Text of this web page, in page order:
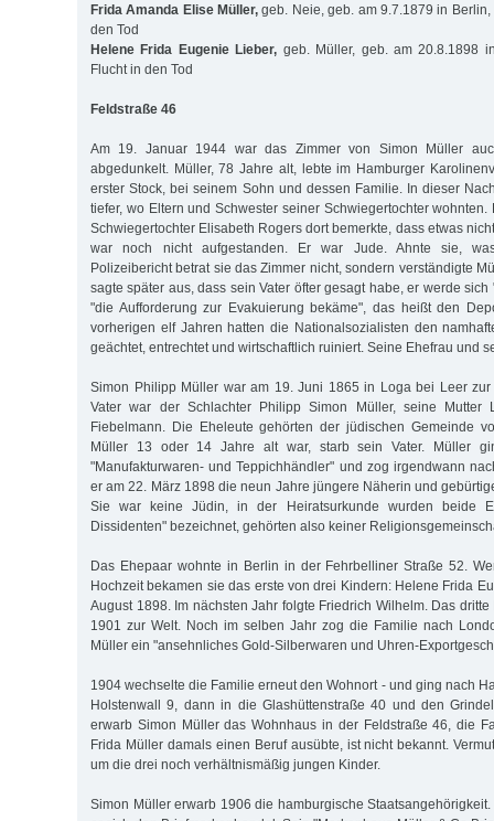
Frida Amanda Elise Müller, geb. Neie, geb. am 9.7.1879 in
den Tod
Helene Frida Eugenie Lieber, geb. Müller, geb. am 20.8.1898
Flucht in den Tod
Feldstraße 46
Am 19. Januar 1944 war das Zimmer von Simon Müller
abgedunkelt. Müller, 78 Jahre alt, lebte im Hamburger
erster Stock, bei seinem Sohn und dessen Familie. In dieser
tiefer, wo Eltern und Schwester seiner Schwiegertochter
Schwiegertochter Elisabeth Rogers dort bemerkte, dass etwas
war noch nicht aufgestanden. Er war Jude. Ahnte sie,
Polizeibericht betrat sie das Zimmer nicht, sondern verständigte
sagte später aus, dass sein Vater öfter gesagt habe, er werde
"die Aufforderung zur Evakuierung bekäme", das heißt den
vorherigen elf Jahren hatten die Nationalsozialisten den
geächtet, entrechtet und wirtschaftlich ruiniert. Seine Ehefrau und
Simon Philipp Müller war am 19. Juni 1865 in Loga bei Leer zur
Vater war der Schlachter Philipp Simon Müller, seine Mutter
Fiebelmann. Die Eheleute gehörten der jüdischen Gemeinde
Müller 13 oder 14 Jahre alt war, starb sein Vater. Müller
"Manufakturwaren- und Teppichhändler" und zog irgendwann
er am 22. März 1898 die neun Jahre jüngere Näherin und
Sie war keine Jüdin, in der Heiratsurkunde wurden beide
Dissidenten" bezeichnet, gehörten also keiner
Das Ehepaar wohnte in Berlin in der Fehrbelliner Straße 52.
Hochzeit bekamen sie das erste von drei Kindern: Helene Frida
August 1898. Im nächsten Jahr folgte Friedrich Wilhelm. Das
1901 zur Welt. Noch im selben Jahr zog die Familie nach
Müller ein "ansehnliches Gold-Silberwaren und Uhren-
1904 wechselte die Familie erneut den Wohnort - und ging nach
Holstenwall 9, dann in die Glashüttenstraße 40 und den
erwarb Simon Müller das Wohnhaus in der Feldstraße 46, die
Frida Müller damals einen Beruf ausübte, ist nicht bekannt.
um die drei noch verhältnismäßig jungen Kinder.
Simon Müller erwarb 1906 die hamburgische